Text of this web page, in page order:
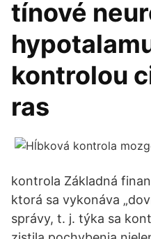
tínové
kontrolou
ras
kontrola Základná
ktorá sa vykonáva
správy, t. j. týka sa